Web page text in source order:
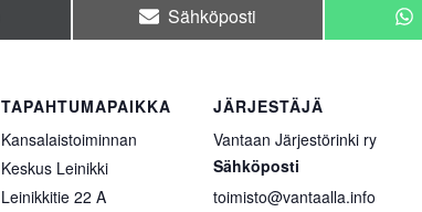
Share
on
Sähköposti
TAPAHTUMAPAIKKA
Kansalaistoiminnan
Keskus Leinikki
Leinikkitie 22 A
JÄRJESTÄJÄ
Vantaan Järjestörinki ry
Sähköposti
toimisto@vantaalla.info